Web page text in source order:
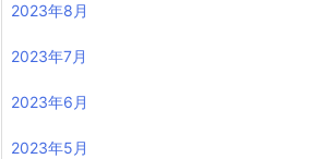
2023年8月
2023年7月
2023年6月
2023年5月